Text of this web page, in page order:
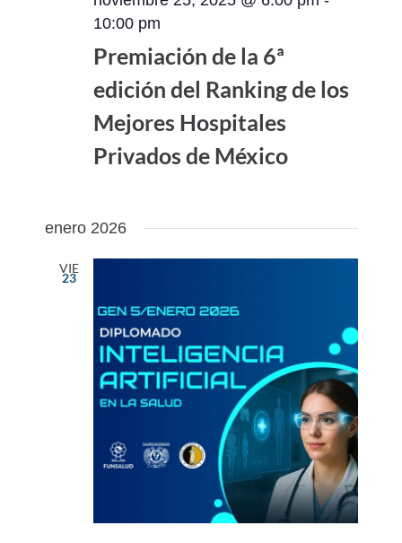
10:00 pm
Premiación de la 6ª
edición del Ranking de los
Mejores Hospitales
Privados de México
enero 2026
VIE
23